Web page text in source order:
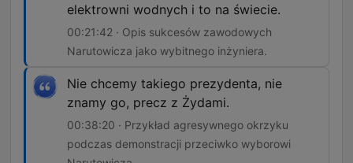
elektrowni wodnych i to na świecie.
00:21:42 · Opis sukcesów zawodowych
Narutowicza jako wybitnego inżyniera.
Nie chcemy takiego prezydenta, nie
znamy go, precz z Żydami.
00:38:20 · Przykład agresywnego okrzyku
podczas demonstracji przeciwko wyborowi